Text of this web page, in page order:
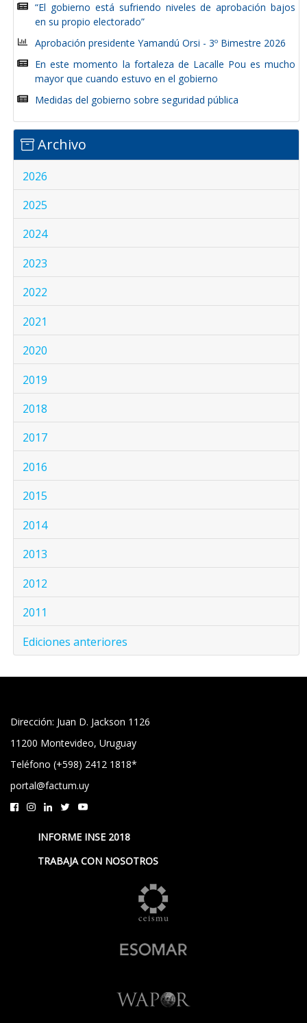
“El gobierno está sufriendo niveles de aprobación bajos
en su propio electorado”
Aprobación presidente Yamandú Orsi - 3º Bimestre 2026
En este momento la fortaleza de Lacalle Pou es mucho
mayor que cuando estuvo en el gobierno
Medidas del gobierno sobre seguridad pública
Archivo
2026
2025
2024
2023
2022
2021
2020
2019
2018
2017
2016
2015
2014
2013
2012
2011
Ediciones anteriores
Dirección: Juan D. Jackson 1126
11200 Montevideo, Uruguay
Teléfono (+598) 2412 1818*
portal@factum.uy
INFORME INSE 2018
TRABAJA CON NOSOTROS